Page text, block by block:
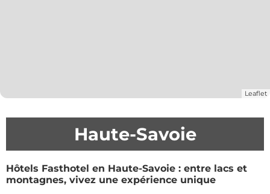
Leaflet
Haute-Savoie
Hôtels Fasthotel en Haute-Savoie : entre lacs et
montagnes, vivez une expérience unique